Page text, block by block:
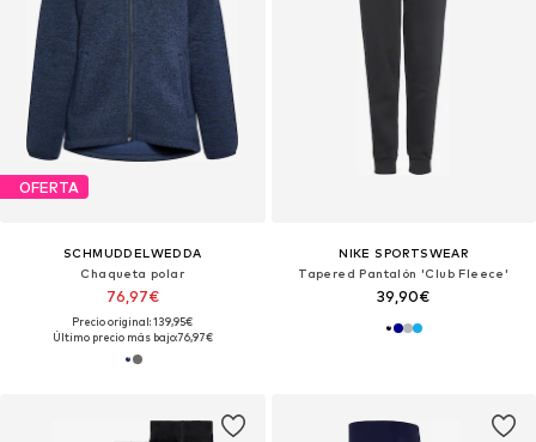
OFERTA
SCHMUDDELWEDDA
Chaqueta polar
76,97€
Precio original: 139,95€
Último precio más bajo:76,97€
NIKE SPORTSWEAR
Tapered Pantalón 'Club Fleece'
39,90€